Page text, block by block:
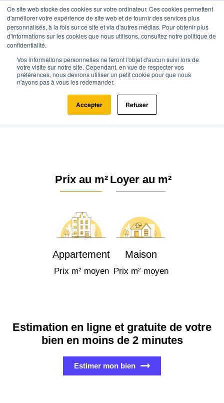
Ce site web stocke des cookies sur votre ordinateur. Ces cookies permettent
d'améliorer votre expérience de site web et de fournir des services plus
personnalisés, à la fois sur ce site et via d'autres médias. Pour obtenir plus
d'informations sur les cookies que nous utilisons, consultez notre politique de
confidentialité.
Vos informations personnelles ne feront l'objet d'aucun suivi lors de
votre visite sur notre site. Cependant, en vue de respecter vos
préférences, nous devrons utiliser un petit cookie pour que nous
n'ayons pas à vous les redemander.
Accepter Refuser
Agence.immo Prix immobilier Auvergne-Rhône-Alpes Drôme
Taulignan (26770)
Estimation immobilière à
Taulignan : Prix m² 2026
Prix au m²
Appartement
Prix m² moyen
Loyer au m²
Maison
Prix m² moyen
Estimation en ligne et gratuite de votre
bien en moins de 2 minutes
Estimer mon bien